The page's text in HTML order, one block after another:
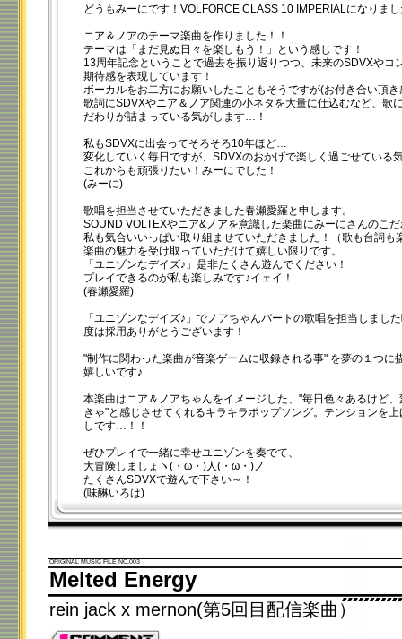
どうもみーにです！VOLFORCE CLASS 10 IMPERIALになりま
ニア＆ノアのテーマ楽曲を作りました！！
テーマは「まだ見ぬ日々を楽しもう！」という感じです！
13周年記念ということで過去を振り返りつつ、未来のSDVXやコ
期待感を表現しています！
ボーカルをお二方にお願いしたこともそうですが(お付き合い頂
歌詞にSDVXやニア＆ノア関連の小ネタを大量に仕込むなど、歌
だわりが詰まっている気がします…！
私もSDVXに出会ってそろそろ10年ほど…
変化していく毎日ですが、SDVXのおかげで楽しく過ごせている
これからも頑張りたい！みーにでした！
(みーに)
歌唱を担当させていただきました春瀬愛羅と申します。
SOUND VOLTEXやニア&ノアを意識した楽曲にみーにさんのこ
私も気合いいっぱい取り組ませていただきました！（歌も台詞も
楽曲の魅力を受け取っていただけて嬉しい限りです。
「ユニゾンなデイズ♪」是非たくさん遊んでください！
プレイできるのが私も楽しみです♪イェイ！
(春瀬愛羅)
「ユニゾンなデイズ♪」でノアちゃんパートの歌唱を担当しまし
度は採用ありがとうございます！
"制作に関わった楽曲が音楽ゲームに収録される事" を夢の１つに
嬉しいです♪
本楽曲はニア＆ノアちゃんをイメージした、"毎日色々あるけど
きゃ"と感じさせてくれるキラキラポップソング。テンションを
しです…！！
ぜひプレイで一緒に幸せユニゾンを奏でて、
大冒険しましょヽ(・ω・)人(・ω・)ノ
たくさんSDVXで遊んで下さい～！
(味醂いろは)
ORIGINAL MUSIC FILE NO.003
Melted Energy
rein jack x mernon(第5回目配信楽曲）